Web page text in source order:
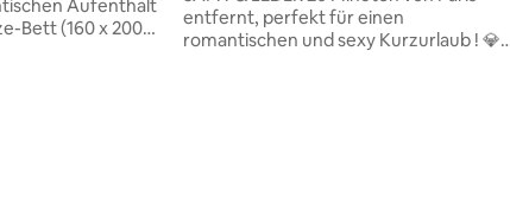
Aufenthalt
Bett (160 x 200
entfernt, perfekt für einen
romantischen und sexy Kurzurlaub ! 💎